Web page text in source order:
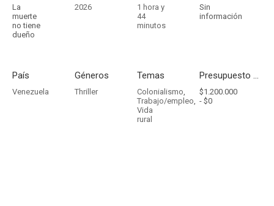
La
muerte
no tiene
dueño
2026
1 hora y
44
minutos
Sin
información
País
Venezuela
Géneros
Thriller
Temas
Colonialismo,
Trabajo/empleo,
Vida
rural
Presupuesto - Ingresos
$1.200.000
- $0